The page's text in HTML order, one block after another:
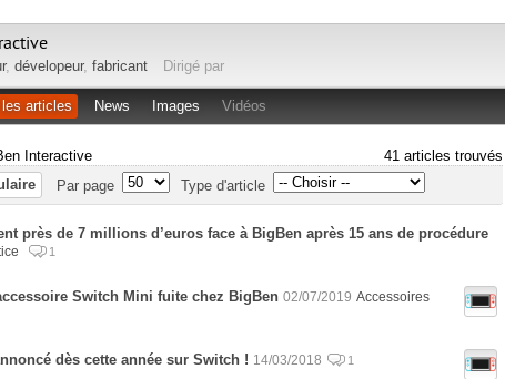
, dévelopeur, fabricant Dirigé par
articles News Images Vidéos
Interactive
41 articles trouvés
Par page Type d'article
près de 7 millions d’euros face à BigBen après 15 ans de procédure
1
Switch Mini fuite chez BigBen 02/07/2019 Accessoires
dès cette année sur Switch ! 14/03/2018 1